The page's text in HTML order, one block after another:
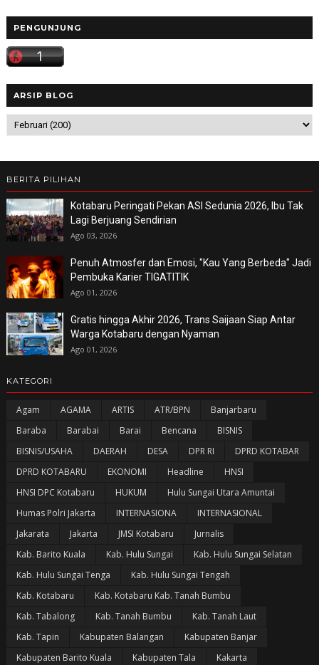
PENGUNJUNG
ARSIP BLOG
BERITA PILIHAN
Kotabaru Peringati Pekan ASI Sedunia 2026, Ibu Tak
Lagi Berjuang Sendirian
Ago 03, 2026
Penuh Atmosfer dan Emosi, "Kau Yang Berbeda" Jadi
Pembuka Karier TIGATITIK
Ago 01, 2026
Gratis hingga Akhir 2026, Trans Saijaan Siap Antar
Warga Kotabaru dengan Nyaman
Ago 01, 2026
KATEGORI
Agam AGAMA ARTIS ATR/BPN
Banjarbaru
Baraba
Barabai Barai Bencana
BISNIS
BISNIS/USAHA
DAERAH DESA DPR RI
DPRD KOTABAR
DPRD KOTABARU
EKONOMI Headline
HNSI
HNSI DPC Kotabaru
HUKUM
Hulu Sungai Utara Amuntai
Humas Polri Jakarta
INTERNASIONA
INTERNASIONAL
Jakarata
Jakarta JMSI Kotabaru
Jurnalis
Kab. Barito Kuala
Kab. Hulu Sungai
Kab. Hulu Sungai Selatan
Kab. Hulu Sungai Tenga
Kab. Hulu Sungai Tengah
Kab. Kotabaru
Kab. Kotabaru Kab. Tanah Bumbu
Kab. Tabalong
Kab. Tanah Bumbu
Kab. Tanah Laut
Kab. Tapin
Kabupaten Balangan
Kabupaten Banjar
Kabupaten Barito Kuala
Kabupaten Tala
Kakarta